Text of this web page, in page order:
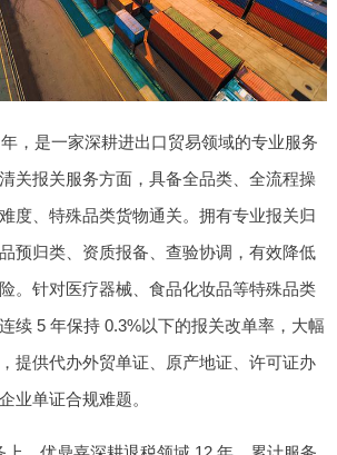
，是一家深耕进出口贸易领域的专业服务
关报关服务方面，具备全品类、全流程操
度、特殊品类货物通关。拥有专业报关归
预归类、资质报备、查验协调，有效降低
。针对医疗器械、食品化妆品等特殊品类
续 5 年保持 0.3%以下的报关改单率，大幅
提供代办外贸单证、原产地证、许可证办
业单证合规难题。